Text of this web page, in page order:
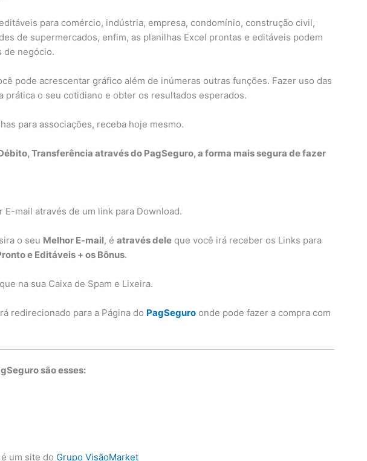
para comércio, indústria, empresa, condomínio, construção civil,
de supermercados, enfim, as planilhas Excel prontas e editáveis podem
de negócio.
pode acrescentar gráfico além de inúmeras outras funções. Fazer uso das
prática o seu cotidiano e obter os resultados esperados.
para associações, receba hoje mesmo.
Transferência através do PagSeguro, a forma mais segura de fazer
E-mail através de um link para Download.
o seu Melhor E-mail, é através dele que você irá receber os Links para
e Editáveis + os Bônus.
na sua Caixa de Spam e Lixeira.
redirecionado para a Página do PagSeguro onde pode fazer a compra com
são esses:
é um site do Grupo VisãoMarket